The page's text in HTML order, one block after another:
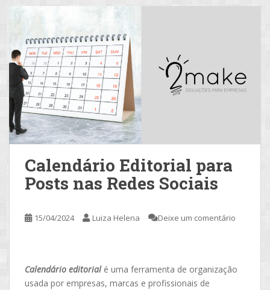
Calendário Editorial para
Posts nas Redes Sociais
15/04/2024 Luiza Helena Deixe um comentário
Calendário editorialé uma ferramenta de organização
usada por empresas, marcas e profissionais de